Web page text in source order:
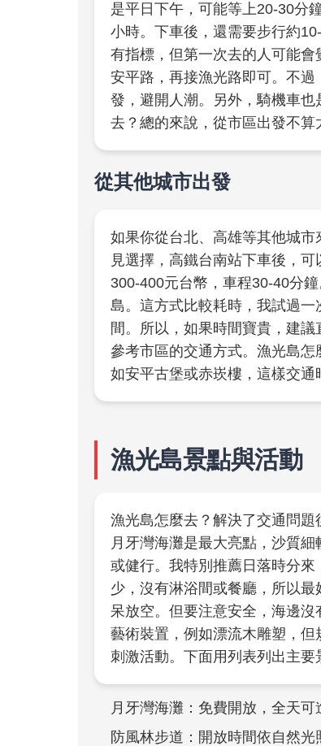
是平日下午，可能等上20-30分
小時。下車後，還需要步行約
有指標，但第一次去的人可能
安平路，再接漁光路即可。不
發，避開人潮。另外，騎機車
去？總的來說，從市區出發不算
從其他城市出發
如果你從台北、高雄等其他城
見選擇，高鐵台南站下車後，
300-400元台幣，車程30-40分
島。這方式比較耗時，我試過
間。所以，如果時間寶貴，建
參考市區的交通方式。漁光島
如安平古堡或赤崁樓，這樣交通
漁光島景點與活動
漁光島怎麼去？解決了交通問題
月牙灣海灘是最大亮點，沙質
或健行。我特別推薦日落時分
少，沒有淋浴間或餐廳，所以
呆放空。但要注意安全，海邊
藝術裝置，例如漂流木雕塑，
刺激活動。下面用列表列出主要
月牙灣海灘：免費開放，全天可
防風林步道：開放時間依自然光